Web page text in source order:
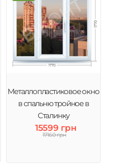
Металлопластиковое окно
в спальню тройное в
Сталинку
15599 грн
17160 грн